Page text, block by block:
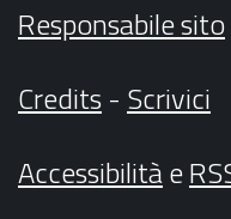
Responsabile sito
Credits- Scrivici
Accessibilitàe